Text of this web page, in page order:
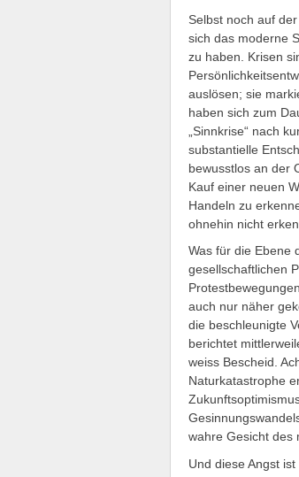
Selbst noch auf
sich das moderne
zu haben. Krisen
auslösen; sie
haben sich zum
„Sinnkrise“ nach
substantielle
bewusstlos an der
Kauf einer neuen
Handeln zu
ohnehin nicht
Was für die Ebene
gesellschaftlichen
auch nur näher
die beschleunigte
berichtet
weiss Bescheid.
Naturkatastrophe
wahre Gesicht des
Und diese Angst